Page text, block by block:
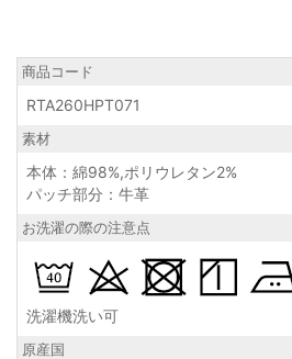
商品コード
RTA260HPT071
素材
本体：綿98%,ポリウレタン2%
パッチ部分：牛革
お洗濯の際の注意点
洗濯機洗い可
原産国